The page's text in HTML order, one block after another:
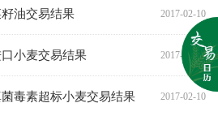
油交易结果 2017-02-10
小麦交易结果 2017-02-10
毒素超标小麦交易结果 2017-02-10